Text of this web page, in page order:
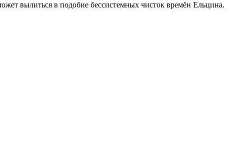
вылиться в подобие бессистемных чисток времён Ельцина.